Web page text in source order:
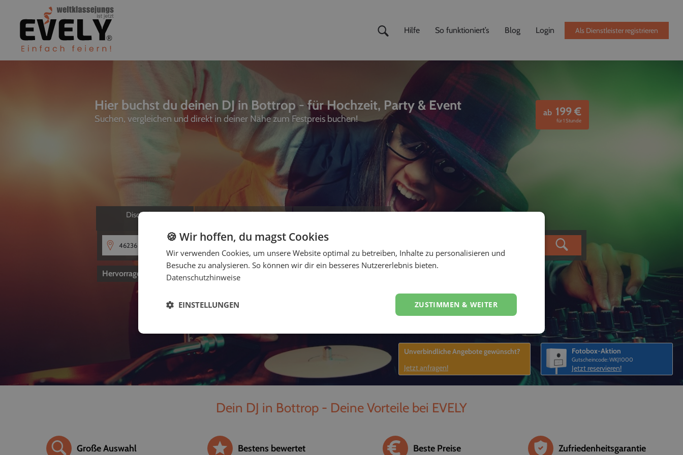
Hilfe So funktioniert’s Blog Login Als Dienstleister registrieren
Hier buchst du deinen DJ in Bottrop - für Hochzeit, Party & Event
Suchen, vergleichen und direkt in deiner Nähe zum Festpreis buchen!
ab 199€
für 1 Stunde
Discjockeys Livemusiker, Fotografen
Hervorragend von 5
Fotobox-Aktion
Gutscheincode: WKJ1000
Jetzt reservieren!
Unverbindliche Angebote gewünscht?
Jetzt anfragen!
Dein DJ in Bottrop - Deine Vorteile bei EVELY
Große Auswahl Bestens bewertet Beste Preise Zufriedenheitsgarantie
🍪 Wir hoffen, du magst Cookies
Wir verwenden Cookies, um unsere Website optimal zu betreiben, Inhalte zu personalisieren und
Besuche zu analysieren. So können wir dir ein besseres Nutzererlebnis bieten.
Datenschutzhinweise
ZUSTIMMEN & WEITER
EINSTELLUNGEN